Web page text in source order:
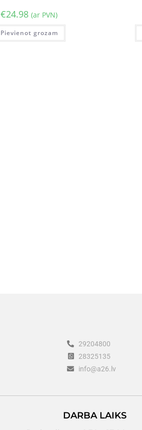
€24.98 (ar PVN)
Pievienot grozam
29204800
28325135
info@a26.lv
DARBA LAIKS